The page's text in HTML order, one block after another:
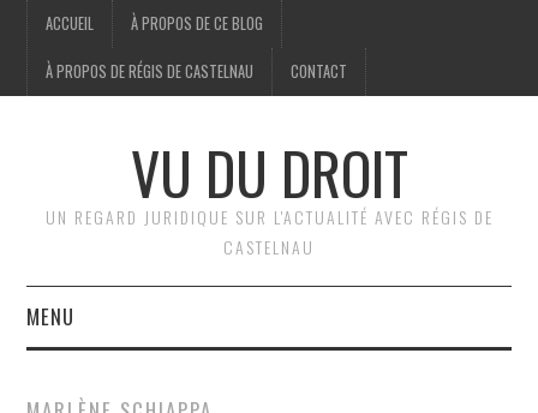
ACCUEIL À PROPOS DE CE BLOG
À PROPOS DE RÉGIS DE CASTELNAU CONTACT
VU DU DROIT
UN REGARD JURIDIQUE SUR L'ACTUALITÉ AVEC RÉGIS DE
CASTELNAU
MENU